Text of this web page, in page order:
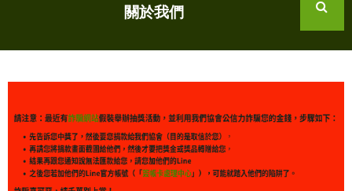
灣
家
關於我們
尋